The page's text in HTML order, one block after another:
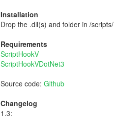
Installation
Drop the .dll(s) and folder in /scripts/
Requirements
ScriptHookV
ScriptHookVDotNet3
Source code: Github
Changelog
1.3: